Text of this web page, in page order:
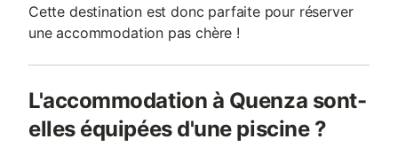
Cette destination est donc parfaite pour réserver
une accommodation pas chère !
L'accommodation à Quenza sont-
elles équipées d'une piscine ?